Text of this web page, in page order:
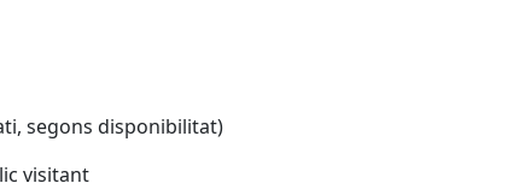
segons disponibilitat)
visitant